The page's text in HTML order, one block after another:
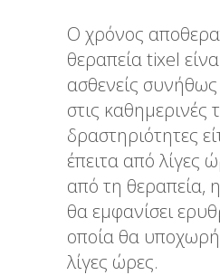
Ο χρόνος
θεραπεία tixel
ασθενείς
στις καθημερινές
δραστηριότητες
έπειτα από λίγες
από τη θεραπεία,
θα εμφανίσει
οποία θα
λίγες ώρες.